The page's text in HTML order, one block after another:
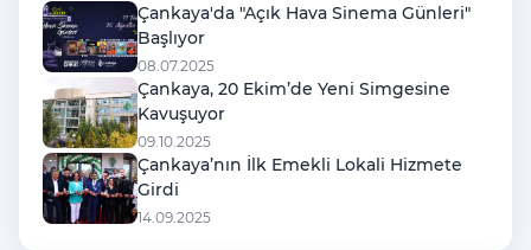
Çankaya'da "Açık Hava Sinema Günleri"
Başlıyor
08.07.2025
Çankaya, 20 Ekim’de Yeni Simgesine
Kavuşuyor
09.10.2025
Çankaya’nın İlk Emekli Lokali Hizmete
Girdi
14.09.2025